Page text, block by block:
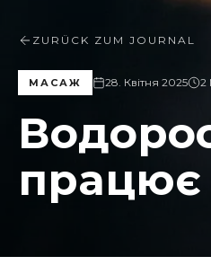
ZURÜCK ZUM JOURNAL
МАСАЖ 28. Квітня 2025 2
працює